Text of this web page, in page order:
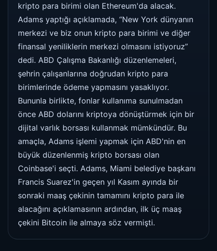
kripto para birimi olan Ethereum'da alacak.
Adams yaptığı açıklamada, “New York dünyanın
merkezi ve biz onun kripto para birimi ve diğer
finansal yeniliklerin merkezi olmasını istiyoruz”
dedi. ABD Çalışma Bakanlığı düzenlemeleri,
şehrin çalışanlarına doğrudan kripto para
birimlerinde ödeme yapmasını yasaklıyor.
Bununla birlikte, fonlar kullanıma sunulmadan
önce ABD dolarını kriptoya dönüştürmek için bir
dijital varlık borsası kullanmak mümkündür. Bu
amaçla, Adams işlemi yapmak için ABD'nin en
büyük düzenlenmiş kripto borsası olan
Coinbase'i seçti. Adams, Miami belediye başkanı
Francis Suarez'in geçen yıl Kasım ayında bir
sonraki maaş çekinin tamamını kripto para ile
alacağını açıklamasının ardından, ilk üç maaş
çekini Bitcoin ile almaya söz vermişti.